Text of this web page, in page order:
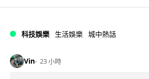
科技娛樂 生活娛樂 城中熱話
Vin 23 小時